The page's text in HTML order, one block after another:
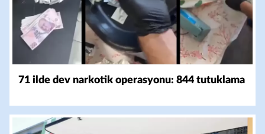
71 ilde dev narkotik operasyonu: 844 tutuklama